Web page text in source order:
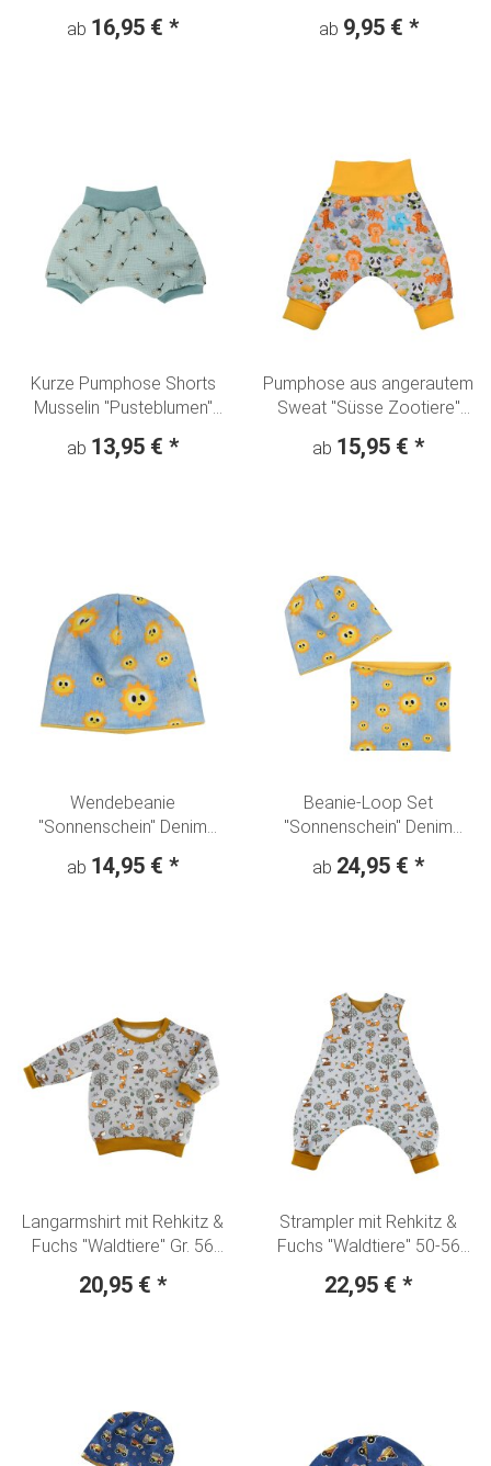
ghost green
ab 16,95 € *
ab 9,95 € *
Kurze Pumphose Shorts
Musselin "Pusteblumen"
ab 13,95 € *
Pumphose aus angerautem
Sweat "Süsse Zootiere"
ab 15,95 € *
Wendebeanie
"Sonnenschein" Denim
ab 14,95 € *
Beanie-Loop Set
"Sonnenschein" Denim
ab 24,95 € *
Langarmshirt mit Rehkitz &
Fuchs "Waldtiere" Gr. 56
20,95 € *
Strampler mit Rehkitz &
Fuchs "Waldtiere" 50-56
22,95 € *